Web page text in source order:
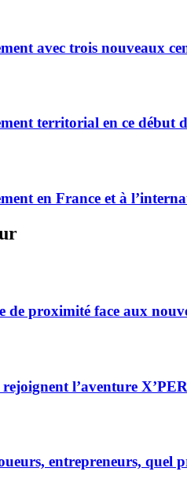
avec trois nouveaux
territorial en ce début
en France et à
proximité face aux
l’aventure
entrepreneurs, quel